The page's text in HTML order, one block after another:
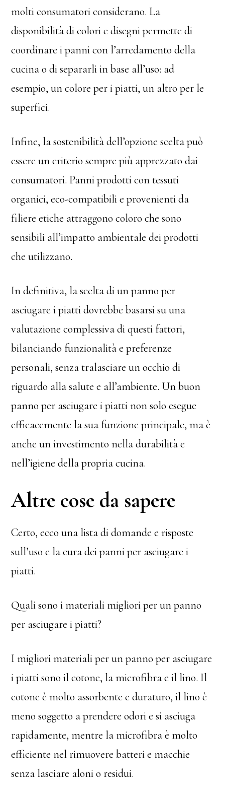
molti consumatori considerano. La
disponibilità di colori e disegni permette di
coordinare i panni con l’arredamento della
cucina o di separarli in base all’uso: ad
esempio, un colore per i piatti, un altro per le
superfici.
Infine, la sostenibilità dell’opzione scelta può
essere un criterio sempre più apprezzato dai
consumatori. Panni prodotti con tessuti
organici, eco-compatibili e provenienti da
filiere etiche attraggono coloro che sono
sensibili all’impatto ambientale dei prodotti
che utilizzano.
In definitiva, la scelta di un panno per
asciugare i piatti dovrebbe basarsi su una
valutazione complessiva di questi fattori,
bilanciando funzionalità e preferenze
personali, senza tralasciare un occhio di
riguardo alla salute e all’ambiente. Un buon
panno per asciugare i piatti non solo esegue
efficacemente la sua funzione principale, ma è
anche un investimento nella durabilità e
nell’igiene della propria cucina.
Altre cose da sapere
Certo, ecco una lista di domande e risposte
sull’uso e la cura dei panni per asciugare i
piatti.
Quali sono i materiali migliori per un panno
per asciugare i piatti?
I migliori materiali per un panno per asciugare
i piatti sono il cotone, la microfibra e il lino. Il
cotone è molto assorbente e duraturo, il lino è
meno soggetto a prendere odori e si asciuga
rapidamente, mentre la microfibra è molto
efficiente nel rimuovere batteri e macchie
senza lasciare aloni o residui.